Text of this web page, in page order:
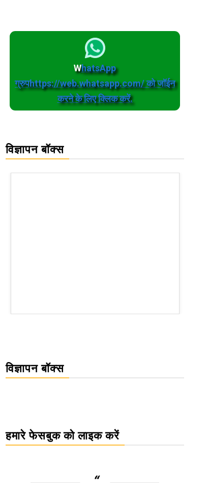
WhatsApp
ग्रुपhttps://web.whatsapp.com/ को जॉईन
करने के लिए क्लिक करें.
विज्ञापन बॉक्स
विज्ञापन बॉक्स
हमारे फेसबुक को लाइक करें